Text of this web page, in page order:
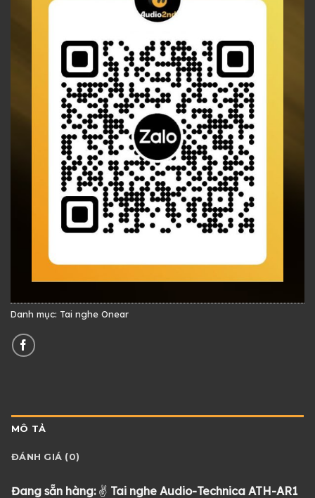
Danh mục: Tai nghe Onear
MÔ TẢ
ĐÁNH GIÁ (0)
Đang sẵn hàng:✌ Tai nghe Audio-Technica ATH-AR1